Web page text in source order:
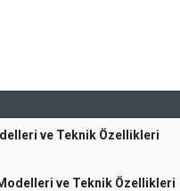
ve Teknik Özellikleri
ve Teknik Özellikleri